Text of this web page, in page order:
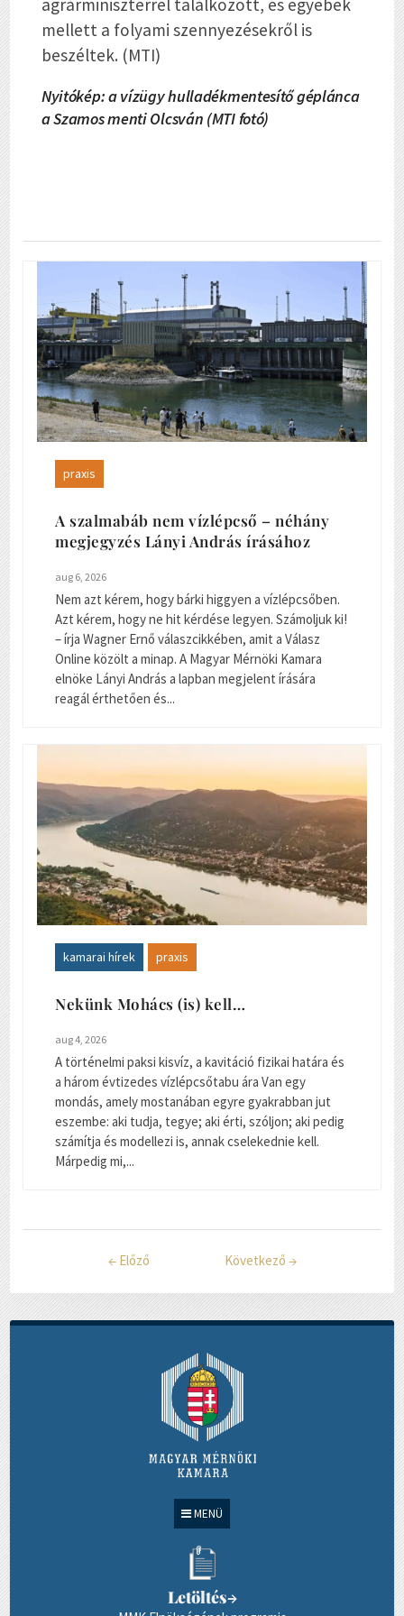
MENÜ
Letöltés→
agrárminiszterrel találkozott, és egyebek
mellett a folyami szennyezésekről is
beszéltek. (MTI)
Nyitókép: a vízügy hulladékmentesítő géplánca
a Szamos menti Olcsván (MTI fotó)
praxis
A szalmabáb nem vízlépcső – néhány
megjegyzés Lányi András írásához
aug 6, 2026
Nem azt kérem, hogy bárki higgyen a vízlépcsőben.
Azt kérem, hogy ne hit kérdése legyen. Számoljuk ki!
– írja Wagner Ernő válaszcikkében, amit a Válasz
Online közölt a minap. A Magyar Mérnöki Kamara
elnöke Lányi András a lapban megjelent írására
reagál érthetően és...
kamarai hírek praxis
Nekünk Mohács (is) kell…
aug 4, 2026
A történelmi paksi kisvíz, a kavitáció fizikai határa és
a három évtizedes vízlépcsőtabu ára Van egy
mondás, amely mostanában egyre gyakrabban jut
eszembe: aki tudja, tegye; aki érti, szóljon; aki pedig
számítja és modellezi is, annak cselekednie kell.
Márpedig mi,...
← Előző Következő →